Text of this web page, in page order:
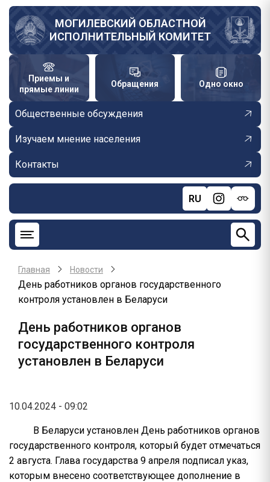
Перейти
основному
содержанию
МОГИЛЕВСКИЙ ОБЛАСТНОЙ
ИСПОЛНИТЕЛЬНЫЙ КОМИТЕТ
Приемы и
прямые линии
Обращения Одно окно
Общественные обсуждения
Изучаем мнение населения
Контакты
RU
Главная Новости
День работников органов государственного
контроля установлен в Беларуси
День работников органов
государственного контроля
установлен в Беларуси
10.04.2024 - 09:02
В Беларуси установлен День работников органов
государственного контроля, который будет отмечаться
2 августа. Глава государства 9 апреля подписал указ,
которым внесено соответствующее дополнение в